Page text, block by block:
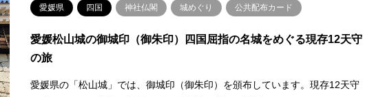
愛媛県 四国 神社仏閣 城めぐり 公共配布カード
愛媛松山城の御城印（御朱印）四国屈指の名城をめぐる現存12天守
の旅
愛媛県の「松山城」では、御城印（御朱印）を頒布しています。現存12天守